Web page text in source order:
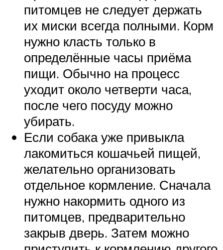
питомцев не следует держать
их миски всегда полными. Корм
нужно класть только в
определённые часы приёма
пищи. Обычно на процесс
уходит около четверти часа,
после чего посуду можно
убирать.
Если собака уже привыкла
лакомиться кошачьей пищей,
желательно организовать
отдельное кормление. Сначала
нужно накормить одного из
питомцев, предварительно
закрыв дверь. Затем можно